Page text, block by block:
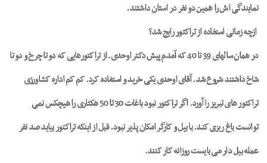
نمایندگی اش را همین دو نفر در استان داشتند.
ازچه زمانی استفاده از تراکتور رایج شد؟
در همان سالهای 39 تا 40 که آمدم پیش دکتر اوحدی. از تراکتورهایی که دو تا چرخ و دو تا
شاخ داشتند شروع شد. آقای اوحدی یکی خرید و استفاده کرد. کم کم اداره کشاورزی
تراکتور های تبریز را آورد. اگر تراکتور نبود باغات 30 تا 50 هکتاری را هیچکس نمی
توانست باغ ریزی کند. با بیل و کارگر امکان پذیر نبود. قبل از اینکه تراکتور بیاید صد نفر
عمله بیل دار می بایست روزانه کار کنند.